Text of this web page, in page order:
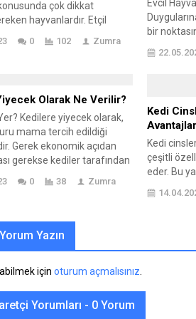
çok dikkat
hayvanlardır. Etçil
seçimi konusunda
bulunan hayvanlara
zaman birçok...
0 102 Zumra
Evcil
bir
kuşlar
insana
yarattığını
Olarak Ne Verilir?
Kedilere yiyecek olarak,
mama tercih edildiği
Gerek ekonomik açıdan
gerekse kediler tarafından
tercih edildiğini
Bundan dolayı doğru
kadar kişilerin sıkıntı
0 38 Zumra
Kedi
Kedi
çeşitli
eder. Bu
özellikleri
Yazın
için oturum açmalısınız
Yorumları - 0 Yorum